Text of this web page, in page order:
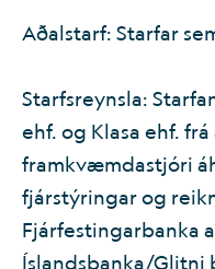
Aðalstarf: Starfar
Starfsreynsla:
ehf. og Klasa ehf.
framkvæmdastjóri
fjárstýringar og
Fjárfestingarbanka
Íslandsbanka/Glitni